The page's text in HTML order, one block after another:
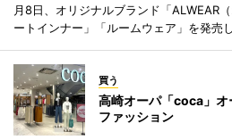
月8日、オリジナルブランド「ALWEAR
ートインナー」「ルームウェア」を発売し
買う
高崎オーパ「coca」
ファッション